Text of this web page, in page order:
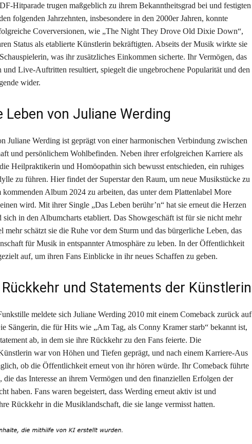
Hitparade trugen maßgeblich zu ihrem Bekanntheitsgrad bei und festigten
folgenden Jahrzehnten, insbesondere in den 2000er Jahren, konnte
Coverversionen, wie „The Night They Drove Old Dixie Down“,
Status als etablierte Künstlerin bekräftigten. Abseits der Musik wirkte sie
was ihr zusätzliches Einkommen sicherte. Ihr Vermögen, das
und Live-Auftritten resultiert, spiegelt die ungebrochene Popularität und den
wider.
Leben von Juliane Werding
Juliane Werding ist geprägt von einer harmonischen Verbindung zwischen
und persönlichem Wohlbefinden. Neben ihrer erfolgreichen Karriere als
Heilpraktikerin und Homöopathin sich bewusst entschieden, ein ruhiges
zu führen. Hier findet der Superstar den Raum, um neue Musikstücke zu
Album 2024 zu arbeiten, das unter dem Plattenlabel More
wird. Mit ihrer Single „Das Leben berühr’n“ hat sie erneut die Herzen
sich in den Albumcharts etabliert. Das Showgeschäft ist für sie nicht mehr
mehr schätzt sie die Ruhe vor dem Sturm und das bürgerliche Leben, das
für Musik in entspannter Atmosphäre zu leben. In der Öffentlichkeit
auf, um ihren Fans Einblicke in ihr neues Schaffen zu geben.
und Statements der Künstlerin
meldete sich Juliane Werding 2010 mit einem Comeback zurück auf
Sängerin, die für Hits wie „Am Tag, als Conny Kramer starb“ bekannt ist,
ab, in dem sie ihre Rückkehr zu den Fans feierte. Die
war von Höhen und Tiefen geprägt, und nach einem Karriere-Aus
ob die Öffentlichkeit erneut von ihr hören würde. Ihr Comeback führte
die das Interesse an ihrem Vermögen und den finanziellen Erfolgen der
haben. Fans waren begeistert, dass Werding erneut aktiv ist und
Rückkehr in die Musiklandschaft, die sie lange vermisst hatten.